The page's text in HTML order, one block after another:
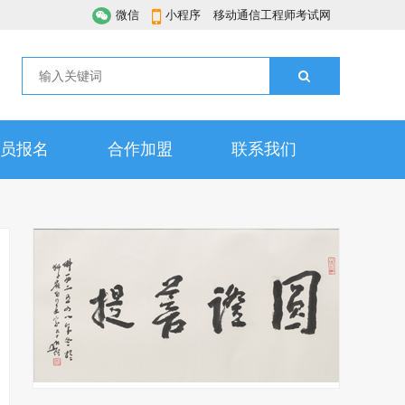
微信 小程序 移动通信工程师考试网
报名 合作加盟 联系我们